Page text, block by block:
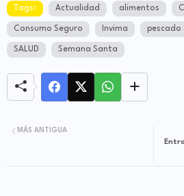
Tags: Actualidad alimentos
Consumo Seguro Invima pescado
SALUD Semana Santa
MÁS ANTIGUA